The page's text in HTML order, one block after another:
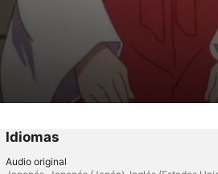
Idiomas
Audio original